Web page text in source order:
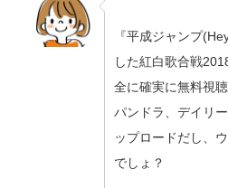
『平成ジャンプ
した紅白歌合戦
全に確実に無料視
パンドラ、デイリ
ップロードだし、
でしょ？